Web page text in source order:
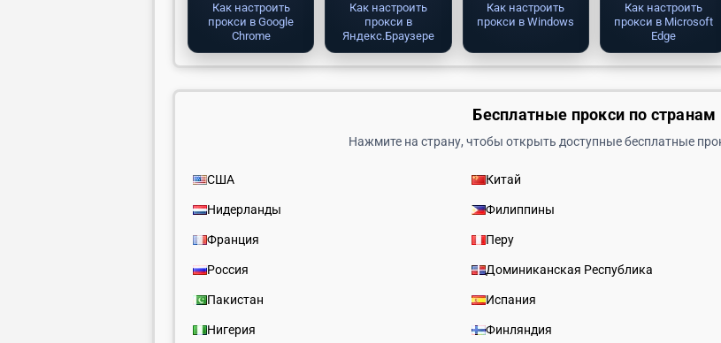
Как настроить
прокси в Google
Chrome
Как настроить
прокси в
Яндекс.Браузере
Как настроить
прокси в Windows
Как настроить
прокси в Microsoft
Edge
Бесплатные прокси по странам
Нажмите на страну, чтобы открыть доступные бесплатные
США Китай
Нидерланды Филиппины
Франция Перу
Россия Доминиканская Республика
Пакистан Испания
Нигерия Финляндия